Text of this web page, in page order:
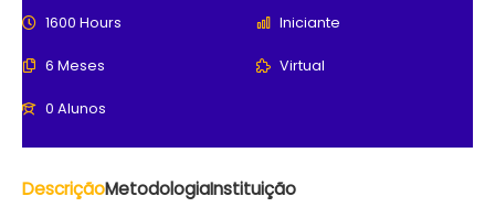
1600 Hours Iniciante
6 Meses Virtual
0 Alunos
DescriçãoMetodologiaInstituição